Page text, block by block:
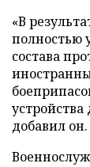
«В
полностью
состава
добавил он.